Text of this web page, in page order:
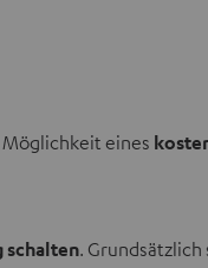
eines
schalten.